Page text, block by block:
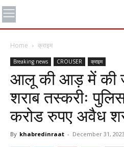
Home क्राइम
Breaking news CROUSER क्राइम
आलू की आड़ में की
शराब तस्करीः
करोड रुपए अवैध
By khabredinraat - December 31, 2023